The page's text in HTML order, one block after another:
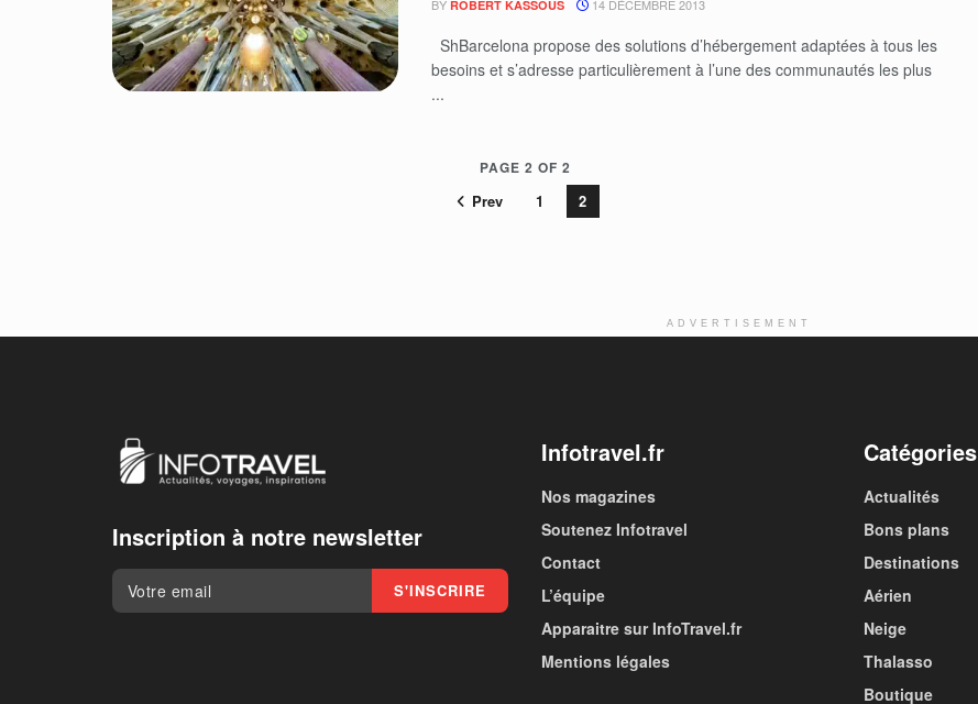
BY ROBERT KASSOUS 14 DÉCEMBRE 2013
ShBarcelona propose des solutions d’hébergement adaptées à tous les
besoins et s’adresse particulièrement à l’une des communautés les plus
...
PAGE 2 OF 2
Prev 1 2
ADVERTISEMENT
Inscription à notre newsletter
Infotravel.fr
Nos magazines
Soutenez Infotravel
Contact
L’équipe
Apparaitre sur InfoTravel.fr
Mentions légales
Catégories
Actualités
Bons plans
Destinations
Aérien
Neige
Thalasso
Boutique